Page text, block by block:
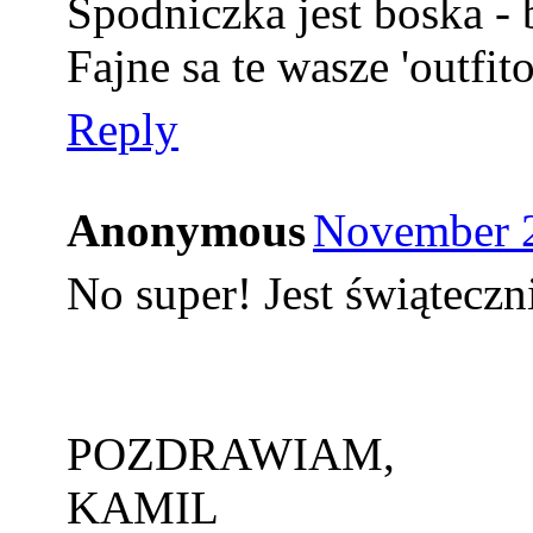
Spodniczka jest boska -
Fajne sa te wasze
Reply
AnonymousNovember
No super! Jest
POZDRAWIAM,
KAMIL